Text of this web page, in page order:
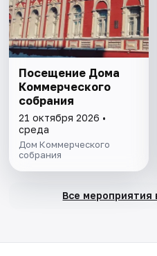
Посещение Дома
Коммерческого
собрания
21 октября 2026 •
среда
Дом Коммерческого
собрания
Все мероприятия